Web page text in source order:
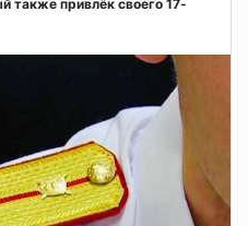
также привлёк своего 17-